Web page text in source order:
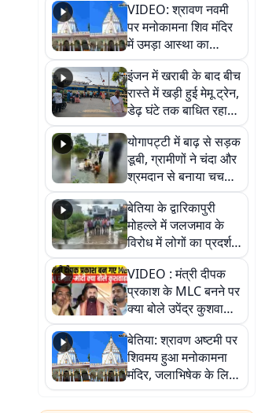
VIDEO: श्रावण नवमी
पर मनोकामना शिव मंदिर
में उमड़ा आस्था का
सैलाब, हर-हर महादेव के
जयघोष से गूंजा परिसर
इंजन में खराबी के बाद बीच
रास्ते में खड़ी हुई मेमू ट्रेन,
डेढ़ घंटे तक बाधित रहा
आवागमन
योगापट्टी में बाढ़ से सड़क
डूबी, ग्रामीणों ने चंदा और
श्रमदान से बनाया चचरी
पुल
बेतिया के द्वारिकापुरी
मोहल्ले में जलजमाव के
विरोध में लोगों का प्रदर्शन,
स्थायी समाधान की मांग
VIDEO : मंत्री दीपक
प्रकाश के MLC बनने पर
क्या बोले उपेंद्र कुशवाहा,
सुनिए
बेतिया: श्रावण अष्टमी पर
शिवमय हुआ मनोकामना
मंदिर, जलाभिषेक के लिए
लगी लंबी कतारें